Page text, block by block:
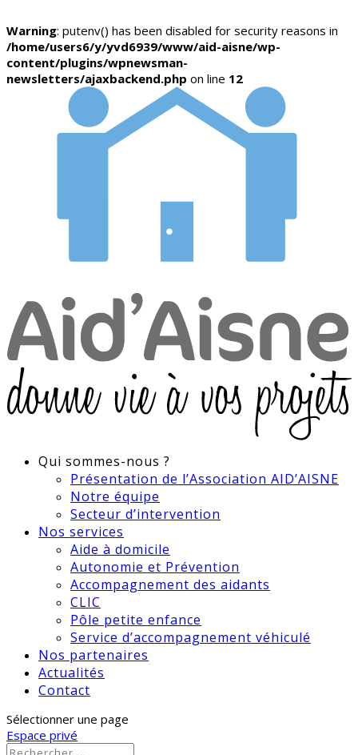
Warning: putenv() has been disabled for security reasons in
/home/users6/y/yvd6939/www/aid-aisne/wp-
content/plugins/wpnewsman-
newsletters/ajaxbackend.php on line 12
Qui sommes-nous ?
Présentation de l’Association AID’AISNE
Notre équipe
Secteur d’intervention
Nos services
Aide à domicile
Autonomie et Prévention
Accompagnement des aidants
CLIC
Pôle petite enfance
Service d’accompagnement véhiculé
Nos partenaires
Actualités
Contact
Sélectionner une page
Espace privé